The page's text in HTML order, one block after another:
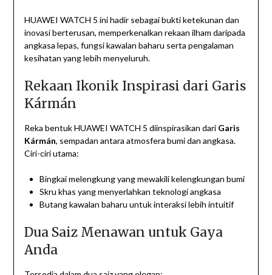
HUAWEI WATCH 5 ini hadir sebagai bukti ketekunan dan
inovasi berterusan, memperkenalkan rekaan ilham daripada
angkasa lepas, fungsi kawalan baharu serta pengalaman
kesihatan yang lebih menyeluruh.
Rekaan Ikonik Inspirasi dari Garis
Kármán
Reka bentuk HUAWEI WATCH 5 diinspirasikan dari Garis
Kármán, sempadan antara atmosfera bumi dan angkasa.
Ciri-ciri utama:
Bingkai melengkung yang mewakili kelengkungan bumi
Skru khas yang menyerlahkan teknologi angkasa
Butang kawalan baharu untuk interaksi lebih intuitif
Dua Saiz Menawan untuk Gaya
Anda